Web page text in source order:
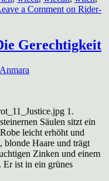
a Commenton Rider-
Gerechtigkeit
Anmara
1.
Säulen sitzt ein
leicht erhöht und
blonde Haare und trägt
Zinken und einem
Er ist in ein grünes